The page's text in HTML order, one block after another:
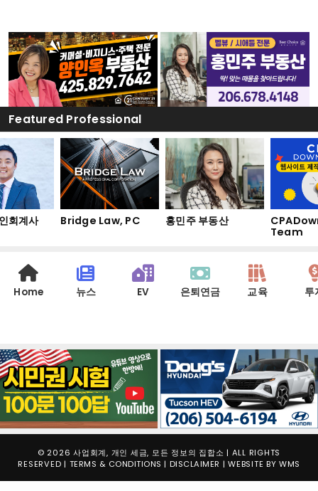
Featured Professional
회계사 Bridge Law, PC 홍민주 부동산
Team
Home 뉴스 EV 은퇴연금 교육 투
© 2026 사업회계, 개인 세금, 모든 정보의 집합소 | ALL RIGHTS
RESERVED | TERMS & CONDITIONS | DISCLAIMER | WEBSITE BYWMS